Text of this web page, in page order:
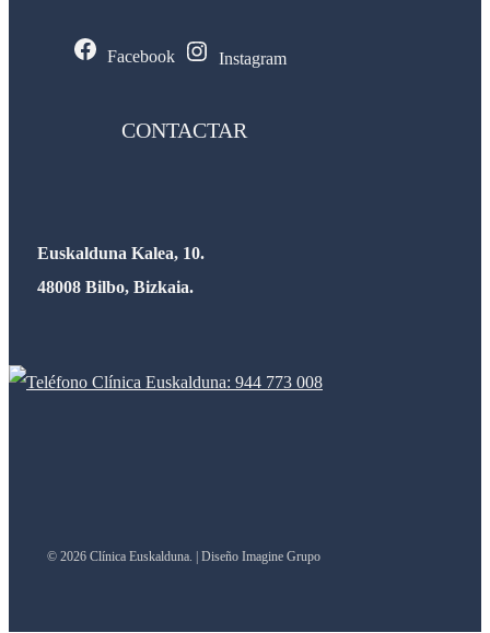
Facebook Instagram
CONTACTAR
Euskalduna Kalea, 10.
48008 Bilbo, Bizkaia.
© 2026 Clínica Euskalduna. | Diseño Imagine Grupo